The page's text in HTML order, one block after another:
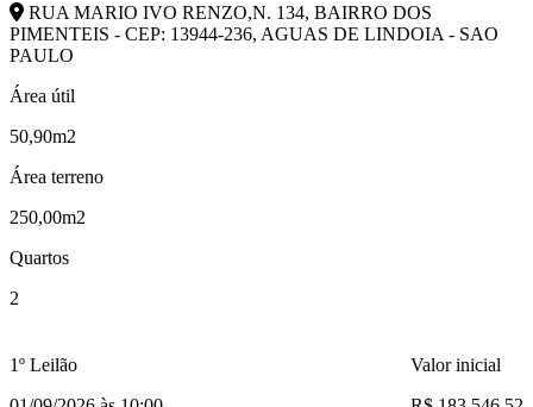
RUA MARIO IVO RENZO,N. 134, BAIRRO DOS
PIMENTEIS - CEP: 13944-236, AGUAS DE LINDOIA - SAO
PAULO
Área útil
50,90m2
Área terreno
250,00m2
Quartos
2
1º Leilão
Valor inicial